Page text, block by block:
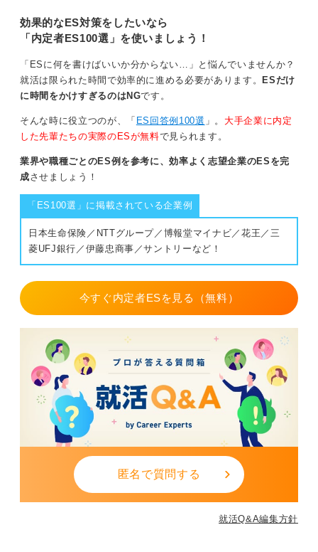
0
効果的なES対策をしたいなら
「内定者ES100選」を使いましょう！
「ESに何を書けばいいか分からない…」と悩んでいませんか？
就活は限られた時間で効率的に進める必要があります。
ESだけ
に時間をかけすぎるのはNGです。
そんな時に役立つのが、「 ES回答例100選 」。 大手企業に内定
した先輩たちの実際のESが無料で見られます。
業界や職種ごとのES例を参考に、効率よく志望企業のESを完
成させましょう！
「ES100選」に掲載されている企業例
日本生命保険／NTTグループ／博報堂マイナビ／花王／三
菱UFJ銀行／伊藤忠商事／サントリーなど！
今すぐ内定者ESを見る（無料）
匿名で質問する
就活Q&A編集方針